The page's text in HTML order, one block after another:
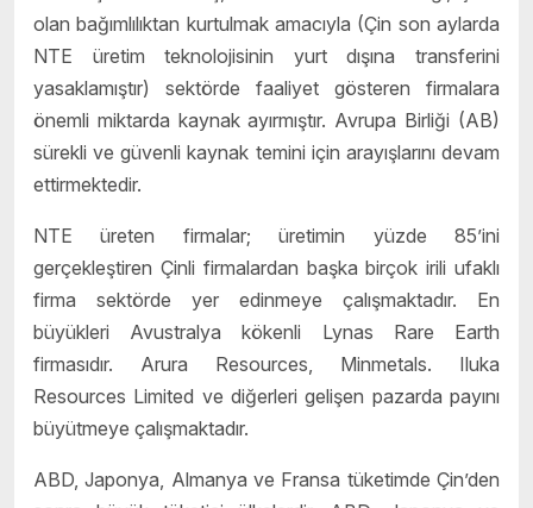
olan bağımlılıktan kurtulmak amacıyla (Çin son aylarda
NTE üretim teknolojisinin yurt dışına transferini
yasaklamıştır) sektörde faaliyet gösteren firmalara
önemli miktarda kaynak ayırmıştır. Avrupa Birliği (AB)
sürekli ve güvenli kaynak temini için arayışlarını devam
ettirmektedir.
NTE üreten firmalar; üretimin yüzde 85’ini
gerçekleştiren Çinli firmalardan başka birçok irili ufaklı
firma sektörde yer edinmeye çalışmaktadır. En
büyükleri Avustralya kökenli Lynas Rare Earth
firmasıdır. Arura Resources, Minmetals. Iluka
Resources Limited ve diğerleri gelişen pazarda payını
büyütmeye çalışmaktadır.
ABD, Japonya, Almanya ve Fransa tüketimde Çin’den